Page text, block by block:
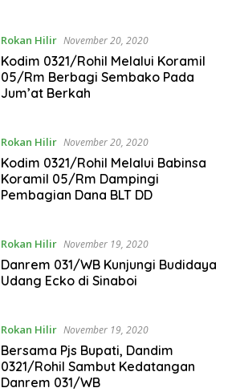
Rokan Hilir November 20, 2020
Kodim 0321/Rohil Melalui Koramil
05/Rm Berbagi Sembako Pada
Jum’at Berkah
Rokan Hilir November 20, 2020
Kodim 0321/Rohil Melalui Babinsa
Koramil 05/Rm Dampingi
Pembagian Dana BLT DD
Rokan Hilir November 19, 2020
Danrem 031/WB Kunjungi Budidaya
Udang Ecko di Sinaboi
Rokan Hilir November 19, 2020
Bersama Pjs Bupati, Dandim
0321/Rohil Sambut Kedatangan
Danrem 031/WB